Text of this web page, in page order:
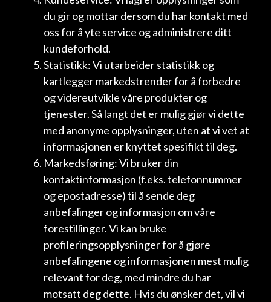
du gir og mottar dersom du har kontakt med
oss for å yte service og administrere ditt
kundeforhold.
Statistikk: Vi utarbeider statistikk og
kartlegger markedstrender for å forbedre
og videreutvikle våre produkter og
tjenester. Så langt det er mulig gjør vi dette
med anonyme opplysninger, uten at vi vet at
informasjonen er knyttet spesifikt til deg.
Markedsføring: Vi bruker din
kontaktinformasjon (f.eks. telefonnummer
og epostadresse) til å sende deg
anbefalinger og informasjon om våre
forestillinger. Vi kan bruke
profileringsopplysninger for å gjøre
anbefalingene og informasjonen mest mulig
relevant for deg, med mindre du har
motsatt deg dette. Hvis du ønsker det, vil vi